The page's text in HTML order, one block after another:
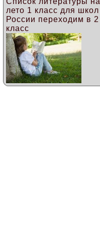
лето 1 класс для школ
России переходим в 2
класс